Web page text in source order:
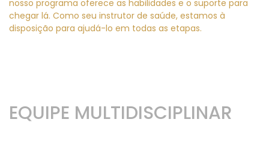
nosso programa oferece as habilidades e o suporte para
chegar lá. Como seu instrutor de saúde, estamos à
disposição para ajudá-lo em todas as etapas.
EQUIPE MULTIDISCIPLINAR